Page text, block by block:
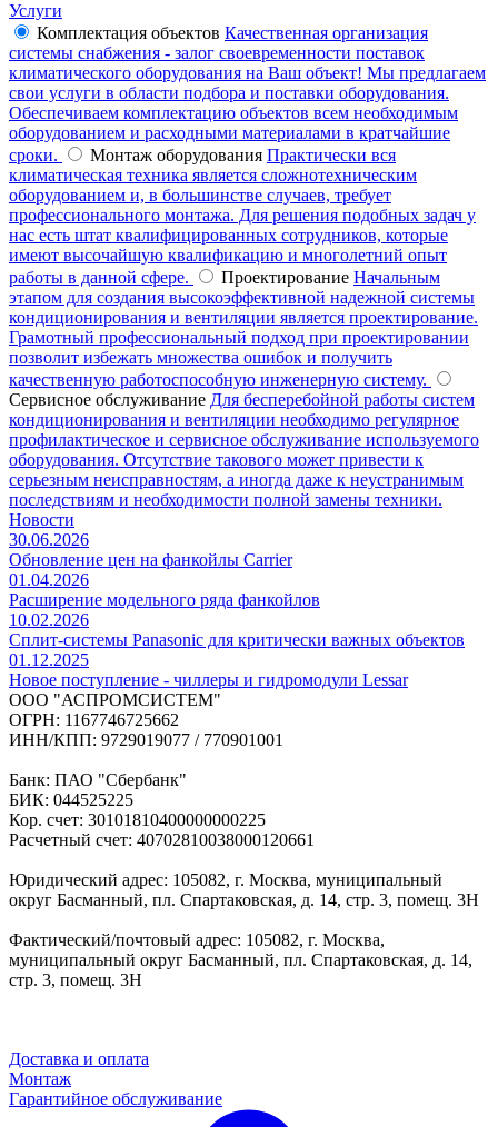
Услуги
Комплектация объектов Качественная организация
системы снабжения - залог своевременности поставок
климатического оборудования на Ваш объект! Мы предлагаем
свои услуги в области подбора и поставки оборудования.
Обеспечиваем комплектацию объектов всем необходимым
оборудованием и расходными материалами в кратчайшие
сроки.
Монтаж оборудования Практически вся
климатическая техника является сложнотехническим
оборудованием и, в большинстве случаев, требует
профессионального монтажа. Для решения подобных задач у
нас есть штат квалифицированных сотрудников, которые
имеют высочайшую квалификацию и многолетний опыт
работы в данной сфере.
Проектирование Начальным
этапом для создания высокоэффективной надежной системы
кондиционирования и вентиляции является проектирование.
Грамотный профессиональный подход при проектировании
позволит избежать множества ошибок и получить
качественную работоспособную инженерную систему.
Сервисное обслуживание Для бесперебойной работы систем
кондиционирования и вентиляции необходимо регулярное
профилактическое и сервисное обслуживание используемого
оборудования. Отсутствие такового может привести к
серьезным неисправностям, а иногда даже к неустранимым
последствиям и необходимости полной замены техники.
Новости
30.06.2026
Обновление цен на фанкойлы Carrier
01.04.2026
Расширение модельного ряда фанкойлов
10.02.2026
Сплит-системы Panasonic для критически важных объектов
01.12.2025
Новое поступление - чиллеры и гидромодули Lessar
ООО "АСПРОМСИСТЕМ"
ОГРН: 1167746725662
ИНН/КПП: 9729019077 / 770901001
Банк: ПАО "Сбербанк"
БИК: 044525225
Кор. счет: 30101810400000000225
Расчетный счет: 40702810038000120661
Юридический адрес: 105082, г. Москва, муниципальный
округ Басманный, пл. Спартаковская, д. 14, стр. 3, помещ. 3Н
Фактический/почтовый адрес: 105082, г. Москва,
муниципальный округ Басманный, пл. Спартаковская, д. 14,
стр. 3, помещ. 3Н
Доставка и оплата
Монтаж
Гарантийное обслуживание